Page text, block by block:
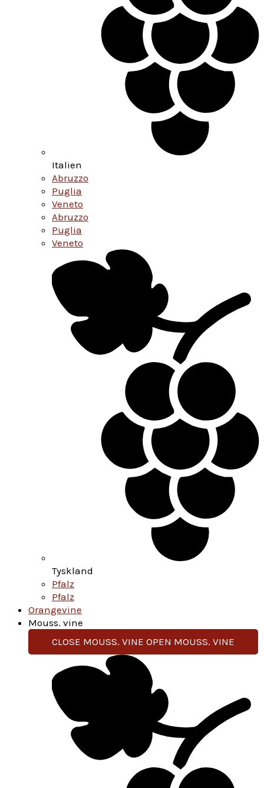
Italien
Abruzzo
Puglia
Veneto
Abruzzo
Puglia
Veneto
Tyskland
Pfalz
Pfalz
Orangevine
Mouss. vine
CLOSE MOUSS. VINE OPEN MOUSS. VINE